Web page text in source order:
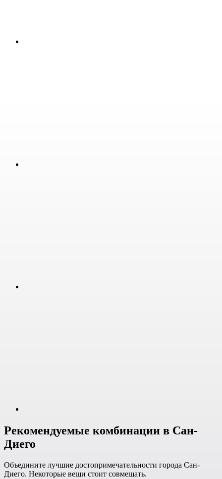
Рекомендуемые комбинации в Сан-
Диего
Объедините лучшие достопримечательности города Сан-
Диего. Некоторые вещи стоит совмещать.